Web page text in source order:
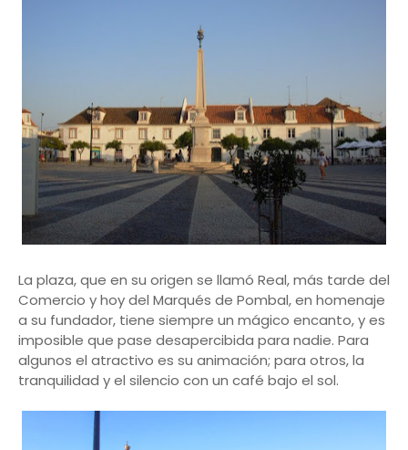
La plaza, que en su origen se llamó Real, más tarde del
Comercio y hoy del Marqués de Pombal, en homenaje
a su fundador, tiene siempre un mágico encanto, y es
imposible que pase desapercibida para nadie. Para
algunos el atractivo es su animación; para otros, la
tranquilidad y el silencio con un café bajo el sol.